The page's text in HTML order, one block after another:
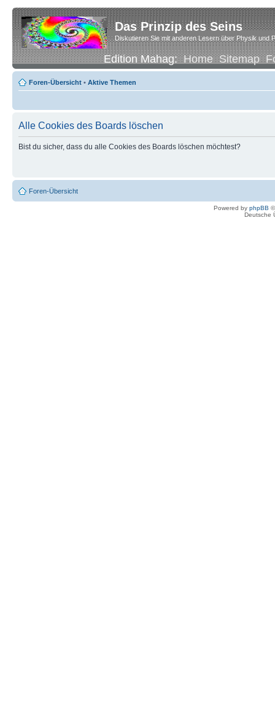
Das Prinzip des Seins
Diskutieren Sie mit anderen Lesern über Physik und
Edition Mahag:Home Sitemap
Foren-Übersicht • Aktive Themen
Alle Cookies des Boards löschen
Bist du sicher, dass du alle Cookies des Boards löschen möchtest?
Foren-Übersicht
Powered by phpBB
Deutsche